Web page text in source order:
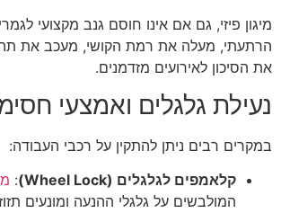
מיגון פיזי, גם אם אינו חוסם גנב מקצועי
הרתעתי, מעלה את רמת הקושי, מעכב את
את הסיכון לאירועים מזדמנים.
נעילת גלגלים ואמצעי
במקרים רבים ניתן להתקין על רכבי העבודה:
קלאמפים לגלגלים (Wheel Lock)
:
המולבשים על גלגלי ההנעה ומונעים